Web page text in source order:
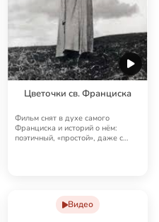
Цветочки св. Франциска
Фильм снят в духе самого
Франциска и историй о нём:
поэтичный, «простой», даже с
Видео